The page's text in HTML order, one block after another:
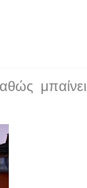
μπαίνει